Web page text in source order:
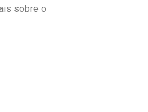
sobre o